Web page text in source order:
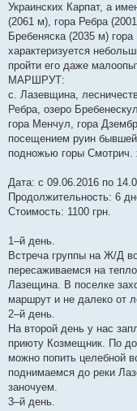
д
о
л
е
н
н
я
Украинских Карпат, а
(2061 м), гора Ребра
Бребеняска (2035 м)
характеризуется
пройти его даже
МАРШРУТ:
с. Лазевщина,
Ребра, озеро
гора Менчул, гора
посещением руин
подножью горы Смотрич.
Дата: с 09.06.2016 по
Продолжительность: 6
Стоимость: 1100 грн.
1–й день.
Встреча группы на Ж/Д
пересаживаемся на
Лазещина. В поселке
маршрут и не далеко от
2–й день.
На второй день у нас
приюту Козмещник. По
можно попить целебной
поднимаемся до реки
заночуем.
3–й день.